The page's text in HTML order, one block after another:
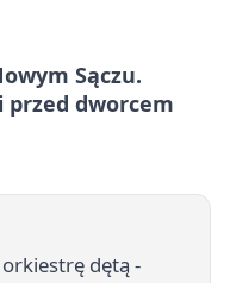
Sączu.
przed dworcem
dętą -